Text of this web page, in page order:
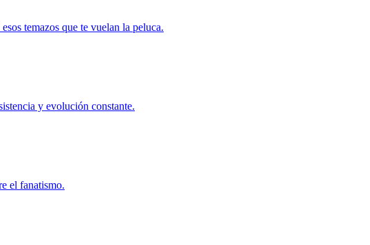
temazos que te vuelan la peluca.
y evolución constante.
el fanatismo.